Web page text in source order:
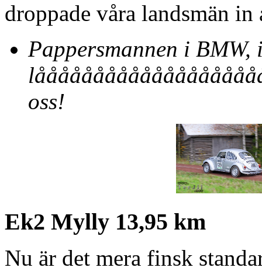
droppade våra landsmän
Pappersmannen i
oss!
Ek2 Mylly 13,95 km
Nu är det mera finsk